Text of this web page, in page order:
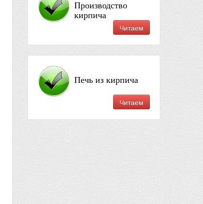
Производство
кирпича
Читаем
Печь из кирпича
Читаем